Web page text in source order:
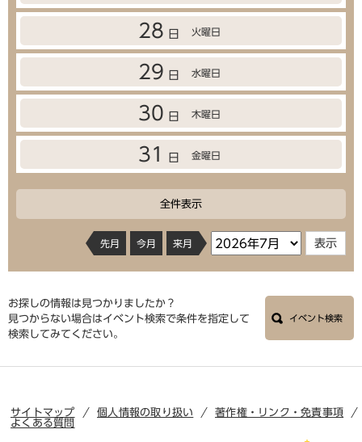
28 日 火曜日
29 日 水曜日
30 日 木曜日
31 日 金曜日
全件表示
先月 今月 来月
お探しの情報は見つかりましたか？
見つからない場合はイベント検索で条件を指定して
検索してみてください。
イベント検索
サイトマップ 個人情報の取り扱い
著作権・リンク・免責事項
よくある質問